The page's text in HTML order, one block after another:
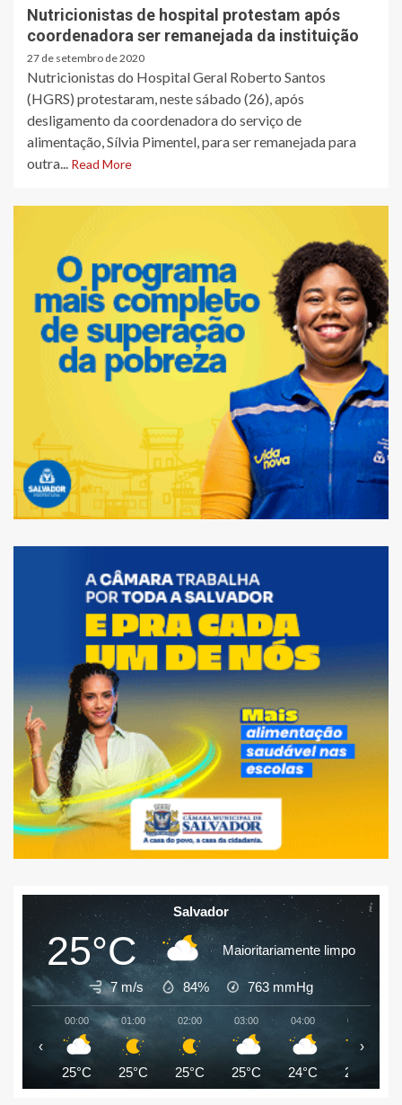
Nutricionistas de hospital protestam após
coordenadora ser remanejada da instituição
27 de setembro de 2020
Nutricionistas do Hospital Geral Roberto Santos
(HGRS) protestaram, neste sábado (26), após
desligamento da coordenadora do serviço de
alimentação, Sílvia Pimentel, para ser remanejada para
outra... Read More
Salvador
25°C Maioritariamente limpo
7 m/s 84% 763 mmHg
00:00
25°C
01:00
25°C
02:00
25°C
03:00
25°C
04:00
24°C
05:00
24°C
‹ ›